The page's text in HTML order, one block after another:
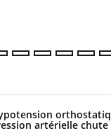
artérielle chute